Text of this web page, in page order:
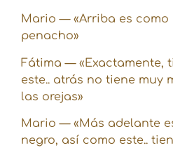
Mario — «Arriba es como
penacho»
Fátima — «Exactamente,
este.. atrás no tiene muy
las orejas»
Mario — «Más adelante
negro, así como este..